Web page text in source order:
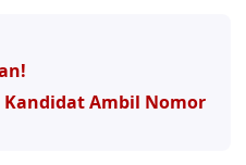
Kandidat Ambil Nomor